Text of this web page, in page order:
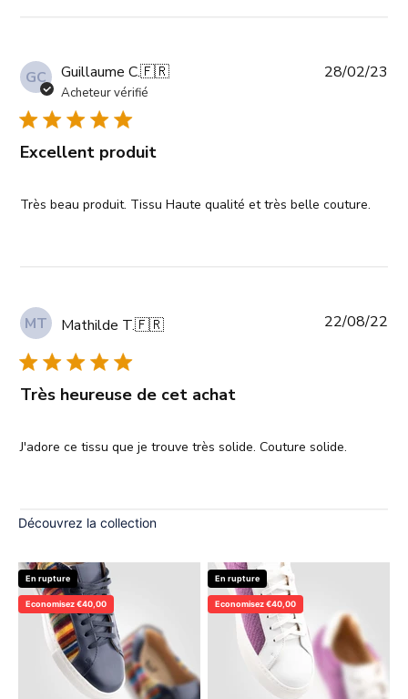
GC Guillaume C.🇫🇷
Acheteur vérifié
Excellent produit
Très beau produit. Tissu Haute qualité et très belle couture.
28/02/23
MT Mathilde T.🇫🇷
Très heureuse de cet achat
J'adore ce tissu que je trouve très solide. Couture solide.
22/08/22
Découvrez la collection
En rupture
Economisez €40,00
En rupture
Economisez €40,00